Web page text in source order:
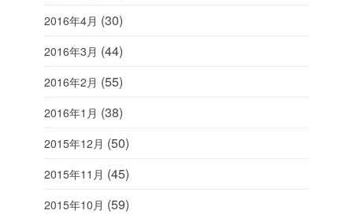
2016年4月 (30)
2016年3月 (44)
2016年2月 (55)
2016年1月 (38)
2015年12月 (50)
2015年11月 (45)
2015年10月 (59)